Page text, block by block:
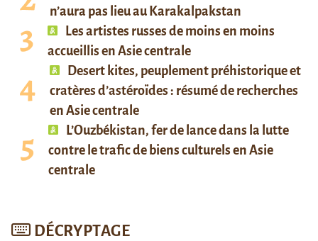
n’aura pas lieu au Karakalpakstan
Les artistes russes de moins en moins
accueillis en Asie centrale
Desert kites, peuplement préhistorique et
cratères d’astéroïdes : résumé de recherches
en Asie centrale
L’Ouzbékistan, fer de lance dans la lutte
contre le trafic de biens culturels en Asie
centrale
DÉCRYPTAGE